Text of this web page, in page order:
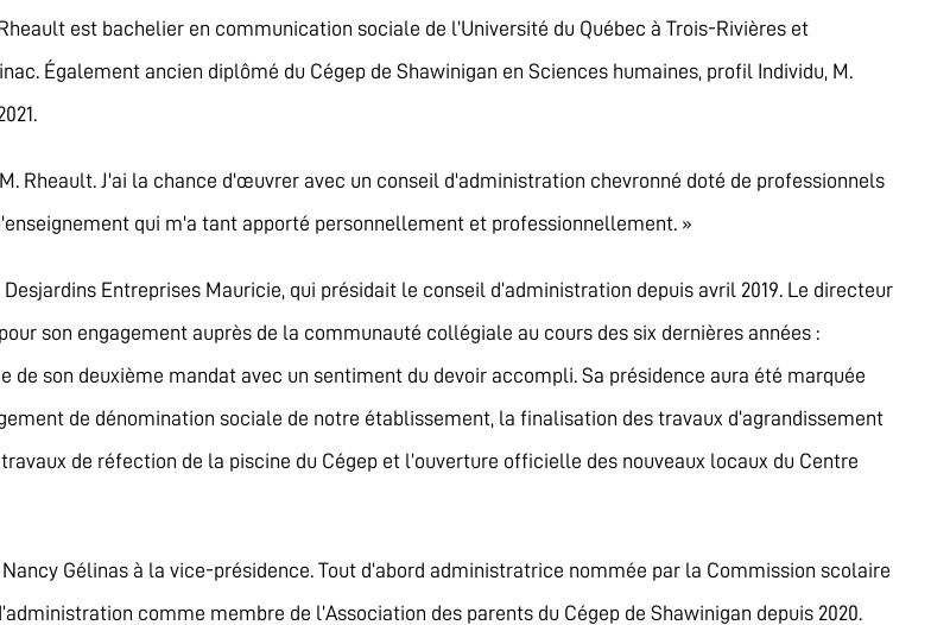
est bachelier en communication sociale de l’Université du Québec à Trois-Rivières et
Également ancien diplômé du Cégep de Shawinigan en Sciences humaines, profil Individu, M.
Rheault. J'ai la chance d'œuvrer avec un conseil d'administration chevronné doté de professionnels
qui m'a tant apporté personnellement et professionnellement. »
Entreprises Mauricie, qui présidait le conseil d’administration depuis avril 2019. Le directeur
son engagement auprès de la communauté collégiale au cours des six dernières années :
son deuxième mandat avec un sentiment du devoir accompli. Sa présidence aura été marquée
de dénomination sociale de notre établissement, la finalisation des travaux d’agrandissement
de réfection de la piscine du Cégep et l’ouverture officielle des nouveaux locaux du Centre
Gélinas à la vice-présidence. Tout d’abord administratrice nommée par la Commission scolaire
comme membre de l’Association des parents du Cégep de Shawinigan depuis 2020.